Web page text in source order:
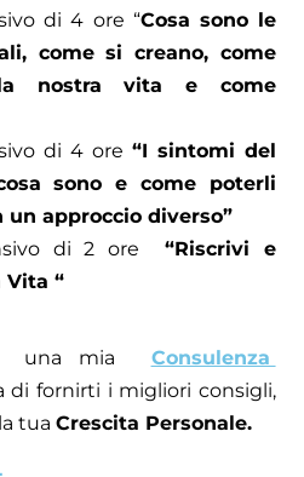
di 4 ore “Cosa sono le
come si creano, come
la nostra vita e come
di 4 ore “I sintomi del
sono e come poterli
approccio diverso”
di 2 ore “Riscrivi e
Vita “
una mia
Consulenza
di fornirti i migliori consigli,
tuaCrescita Personale.